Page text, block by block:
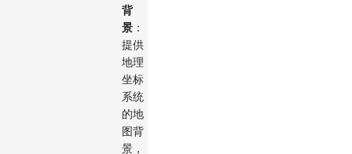
背
景 ：
提供
地理
坐标
系统
的地
图背
景，